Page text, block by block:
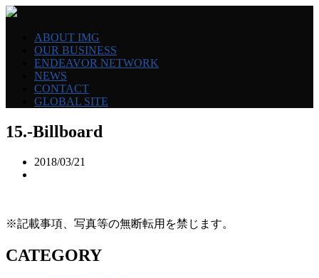
ABOUT IMG
OUR BUSINESS
ENDEAVOR NETWORK
NEWS
CONTACT
GLOBAL SITE
15.-Billboard
2018/03/21
※記載事項、写真等の無断転用を禁じます。
CATEGORY